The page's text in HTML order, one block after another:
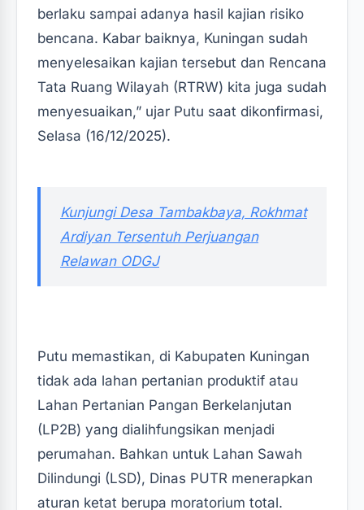
berlaku sampai adanya hasil kajian risiko
bencana. Kabar baiknya, Kuningan sudah
menyelesaikan kajian tersebut dan Rencana
Tata Ruang Wilayah (RTRW) kita juga sudah
menyesuaikan,” ujar Putu saat dikonfirmasi,
Selasa (16/12/2025).‎‎
‎Kunjungi Desa Tambakbaya, Rokhmat
Ardiyan Tersentuh Perjuangan
Relawan ODGJ‎‎
Putu memastikan, di Kabupaten Kuningan
tidak ada lahan pertanian produktif atau
Lahan Pertanian Pangan Berkelanjutan
(LP2B) yang dialihfungsikan menjadi
perumahan. Bahkan untuk Lahan Sawah
Dilindungi (LSD), Dinas PUTR menerapkan
aturan ketat berupa moratorium total.‎‎